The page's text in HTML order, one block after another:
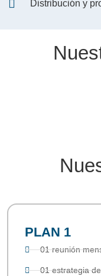
Distribución y
PLAN 1
01 reunión
01 estrategia